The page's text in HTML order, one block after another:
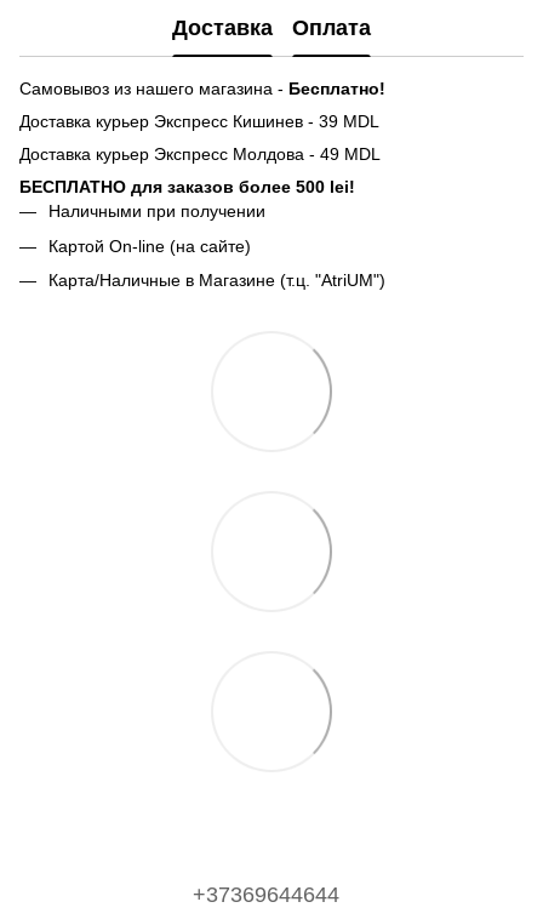
Доставка Оплата
Самовывоз из нашего магазина - Бесплатно!
Доставка курьер Экспресс Кишинев - 39 MDL
Доставка курьер Экспресс Молдова - 49 MDL
БЕСПЛАТНО для заказов более 500 lei!
Наличными при получении
Картой On-line (на сайте)
Карта/Наличные в Магазине (т.ц. "AtriUM")
+37369644644